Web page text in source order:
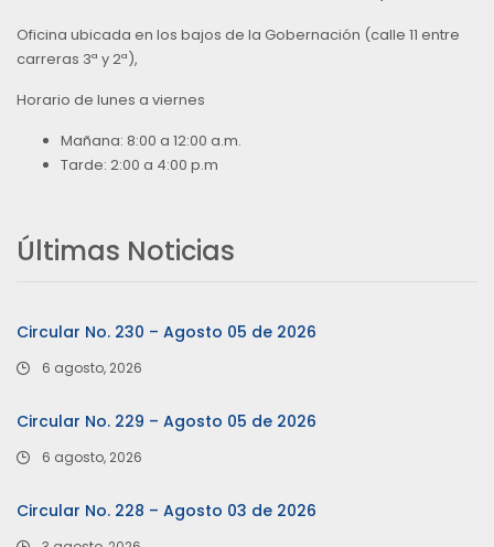
Oficina ubicada en los bajos de la Gobernación (calle 11 entre
carreras 3ª y 2ª),
Horario de lunes a viernes
Mañana: 8:00 a 12:00 a.m.
Tarde: 2:00 a 4:00 p.m
Últimas Noticias
Circular No. 230 – Agosto 05 de 2026
6 agosto, 2026
Circular No. 229 – Agosto 05 de 2026
6 agosto, 2026
Circular No. 228 – Agosto 03 de 2026